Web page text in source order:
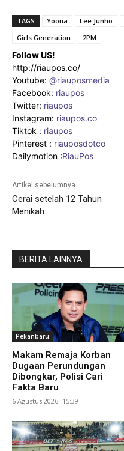
TAGS Yoona Lee Junho
Girls Generation
2PM
Follow US!
http://riaupos.co/
Youtube: @riauposmedia
Facebook: riaupos
Twitter: riaupos
Instagram: riaupos.co
Tiktok : riaupos
Pinterest : riauposdotco
Dailymotion :RiauPos
Artikel sebelumnya
Cerai setelah 12 Tahun
Menikah
BERITA LAINNYA
Pekanbaru
Makam Remaja Korban
Dugaan Perundungan
Dibongkar, Polisi Cari
Fakta Baru
6 Agustus 2026 -15:39